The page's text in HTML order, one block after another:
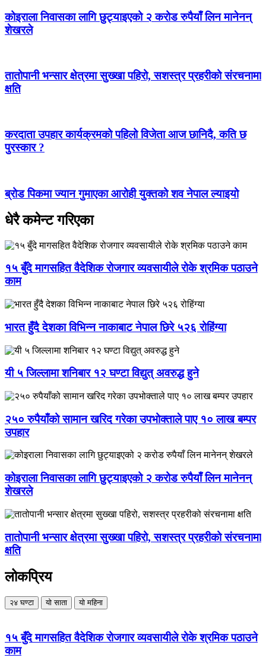
कोइराला निवासका लागि छुट्याइएको २ करोड रुपैयाँ लिन मानेनन्
शेखरले
तातोपानी भन्सार क्षेत्रमा सुख्खा पहिरो, सशस्त्र प्रहरीको संरचनामा
क्षति
करदाता उपहार कार्यक्रमको पहिलो विजेता आज छानिदै, कति छ
पुरस्कार ?
ब्रोड पिकमा ज्यान गुमाएका आरोही युक्तको शव नेपाल ल्याइयो
धेरै कमेन्ट गरिएका
१५ बुँदे मागसहित वैदेशिक रोजगार व्यवसायीले रोके श्रमिक पठाउने
काम
भारत हुँदै देशका विभिन्न नाकाबाट नेपाल छिरे ५२६ रोहिंग्या
यी ५ जिल्लामा शनिबार १२ घण्टा विद्युत् अवरुद्ध हुने
२५० रुपैयाँको सामान खरिद गरेका उपभोक्ताले पाए १० लाख बम्पर
उपहार
कोइराला निवासका लागि छुट्याइएको २ करोड रुपैयाँ लिन मानेनन्
शेखरले
तातोपानी भन्सार क्षेत्रमा सुख्खा पहिरो, सशस्त्र प्रहरीको संरचनामा
क्षति
लोकप्रिय
२४ घण्टा यो साता यो महिना
१५ बुँदे मागसहित वैदेशिक रोजगार व्यवसायीले रोके श्रमिक पठाउने
काम